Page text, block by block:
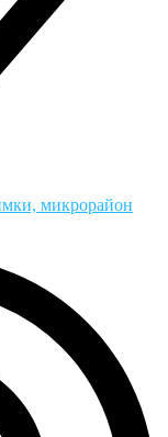
микрорайон